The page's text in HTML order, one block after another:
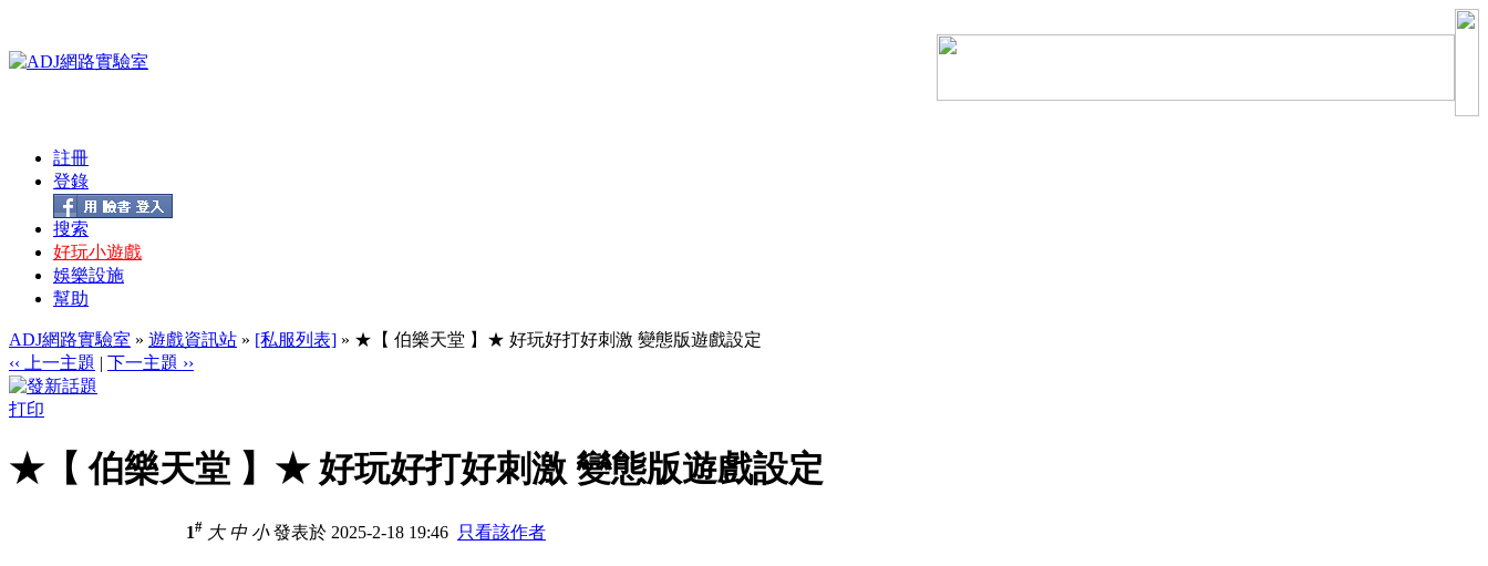
註冊
登錄
搜索
好玩小遊戲
娛樂設施
幫助
ADJ網路實驗室 » 遊戲資訊站 » [私服列表] » ★【 伯樂天堂 】★ 好玩好打好刺激 變態版遊戲設定
‹‹ 上一主題 | 下一主題 ››
打印
★【 伯樂天堂 】★ 好玩好打好刺激 變態版遊戲設定
1# 大 中 小發表於 2025-2-18 19:46 只看該作者